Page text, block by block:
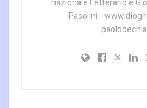
nazionale Letterario e
Pasolini -